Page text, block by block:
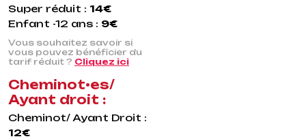
Super réduit : 14€
Enfant -12 ans : 9€
Vous souhaitez savoir si
vous pouvez bénéficier du
tarif réduit ? Cliquez ici
Cheminot•es/
Ayant droit :
Cheminot/ Ayant Droit :
12€